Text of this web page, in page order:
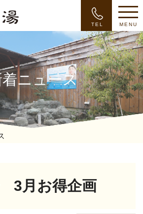
TEL MENU
ニュース
3月お得企画